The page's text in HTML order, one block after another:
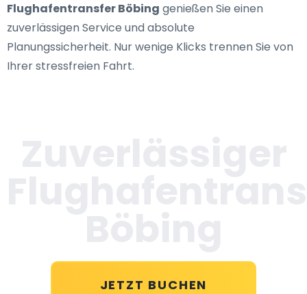
Flughafentransfer Böbing genießen Sie einen
zuverlässigen Service und absolute
Planungssicherheit. Nur wenige Klicks trennen Sie von
Ihrer stressfreien Fahrt.
JETZT BUCHEN